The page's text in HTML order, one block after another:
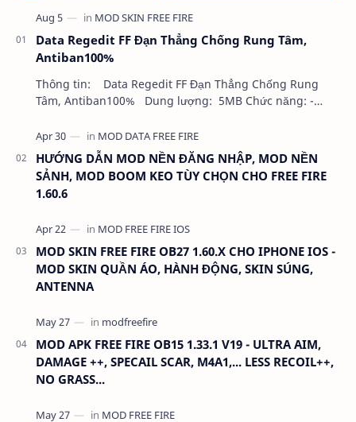
Data Regedit FF Đạn Thẳng Chống Rung Tâm,
Antiban100%
Thông tin: Data Regedit FF Đạn Thẳng Chống Rung
Tâm, Antiban100% Dung lượng: 5MB Chức năng: -
HƯỚNG DẪN MOD NỀN ĐĂNG NHẬP, MOD NỀN
SẢNH, MOD BOOM KEO TÙY CHỌN CHO FREE FIRE
1.60.6
MOD SKIN FREE FIRE OB27 1.60.X CHO IPHONE IOS -
MOD SKIN QUẦN ÁO, HÀNH ĐỘNG, SKIN SÚNG,
ANTENNA
MOD APK FREE FIRE OB15 1.33.1 V19 - ULTRA AIM,
DAMAGE ++, SPECAIL SCAR, M4A1,... LESS RECOIL++,
NO GRASS...